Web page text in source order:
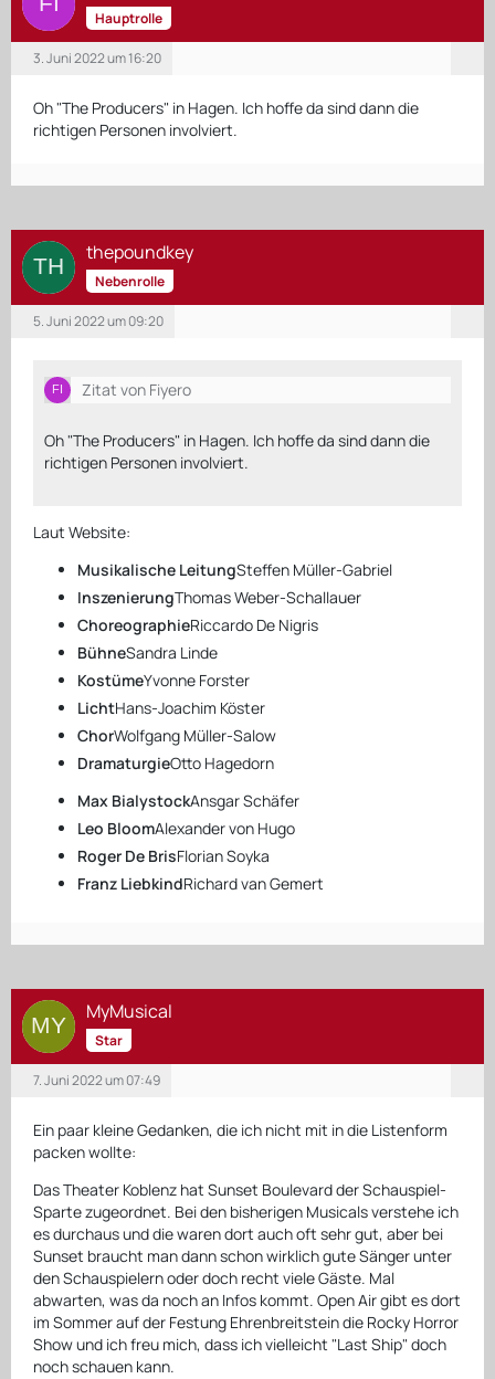
Hauptrolle
3. Juni 2022 um 16:20
Oh "The Producers" in Hagen. Ich hoffe da sind dann die
richtigen Personen involviert.
thepoundkey
Nebenrolle
5. Juni 2022 um 09:20
Zitat von Fiyero
Oh "The Producers" in Hagen. Ich hoffe da sind dann die
richtigen Personen involviert.
Laut Website:
Musikalische LeitungSteffen Müller-Gabriel
InszenierungThomas Weber-Schallauer
ChoreographieRiccardo De Nigris
BühneSandra Linde
KostümeYvonne Forster
LichtHans-Joachim Köster
ChorWolfgang Müller-Salow
DramaturgieOtto Hagedorn
Max BialystockAnsgar Schäfer
Leo BloomAlexander von Hugo
Roger De BrisFlorian Soyka
Franz LiebkindRichard van Gemert
MyMusical
Star
7. Juni 2022 um 07:49
Ein paar kleine Gedanken, die ich nicht mit in die Listenform
packen wollte:
Das Theater Koblenz hat Sunset Boulevard der Schauspiel-
Sparte zugeordnet. Bei den bisherigen Musicals verstehe ich
es durchaus und die waren dort auch oft sehr gut, aber bei
Sunset braucht man dann schon wirklich gute Sänger unter
den Schauspielern oder doch recht viele Gäste. Mal
abwarten, was da noch an Infos kommt. Open Air gibt es dort
im Sommer auf der Festung Ehrenbreitstein die Rocky Horror
Show und ich freu mich, dass ich vielleicht "Last Ship" doch
noch schauen kann.